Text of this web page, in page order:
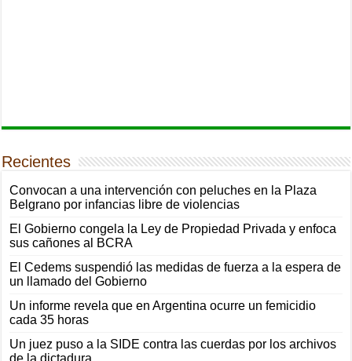
Recientes
Convocan a una intervención con peluches en la Plaza
Belgrano por infancias libre de violencias
El Gobierno congela la Ley de Propiedad Privada y enfoca
sus cañones al BCRA
El Cedems suspendió las medidas de fuerza a la espera de
un llamado del Gobierno
Un informe revela que en Argentina ocurre un femicidio
cada 35 horas
Un juez puso a la SIDE contra las cuerdas por los archivos
de la dictadura